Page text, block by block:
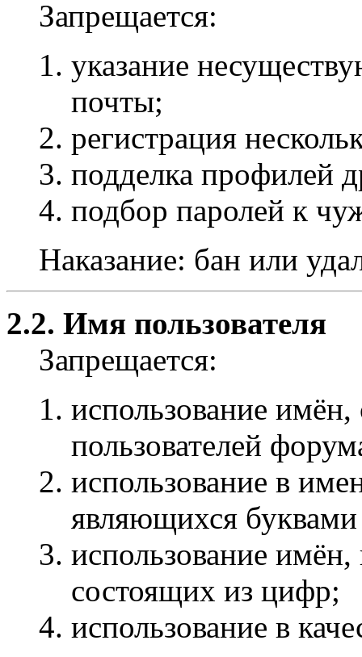
Запрещается:
указание
почты;
регистрация
подделка профилей
подбор паролей к
Наказание: бан или
2.2. Имя пользователя
Запрещается:
использование
пользователей
использование в
являющихся
использование
состоящих из цифр;
использование в